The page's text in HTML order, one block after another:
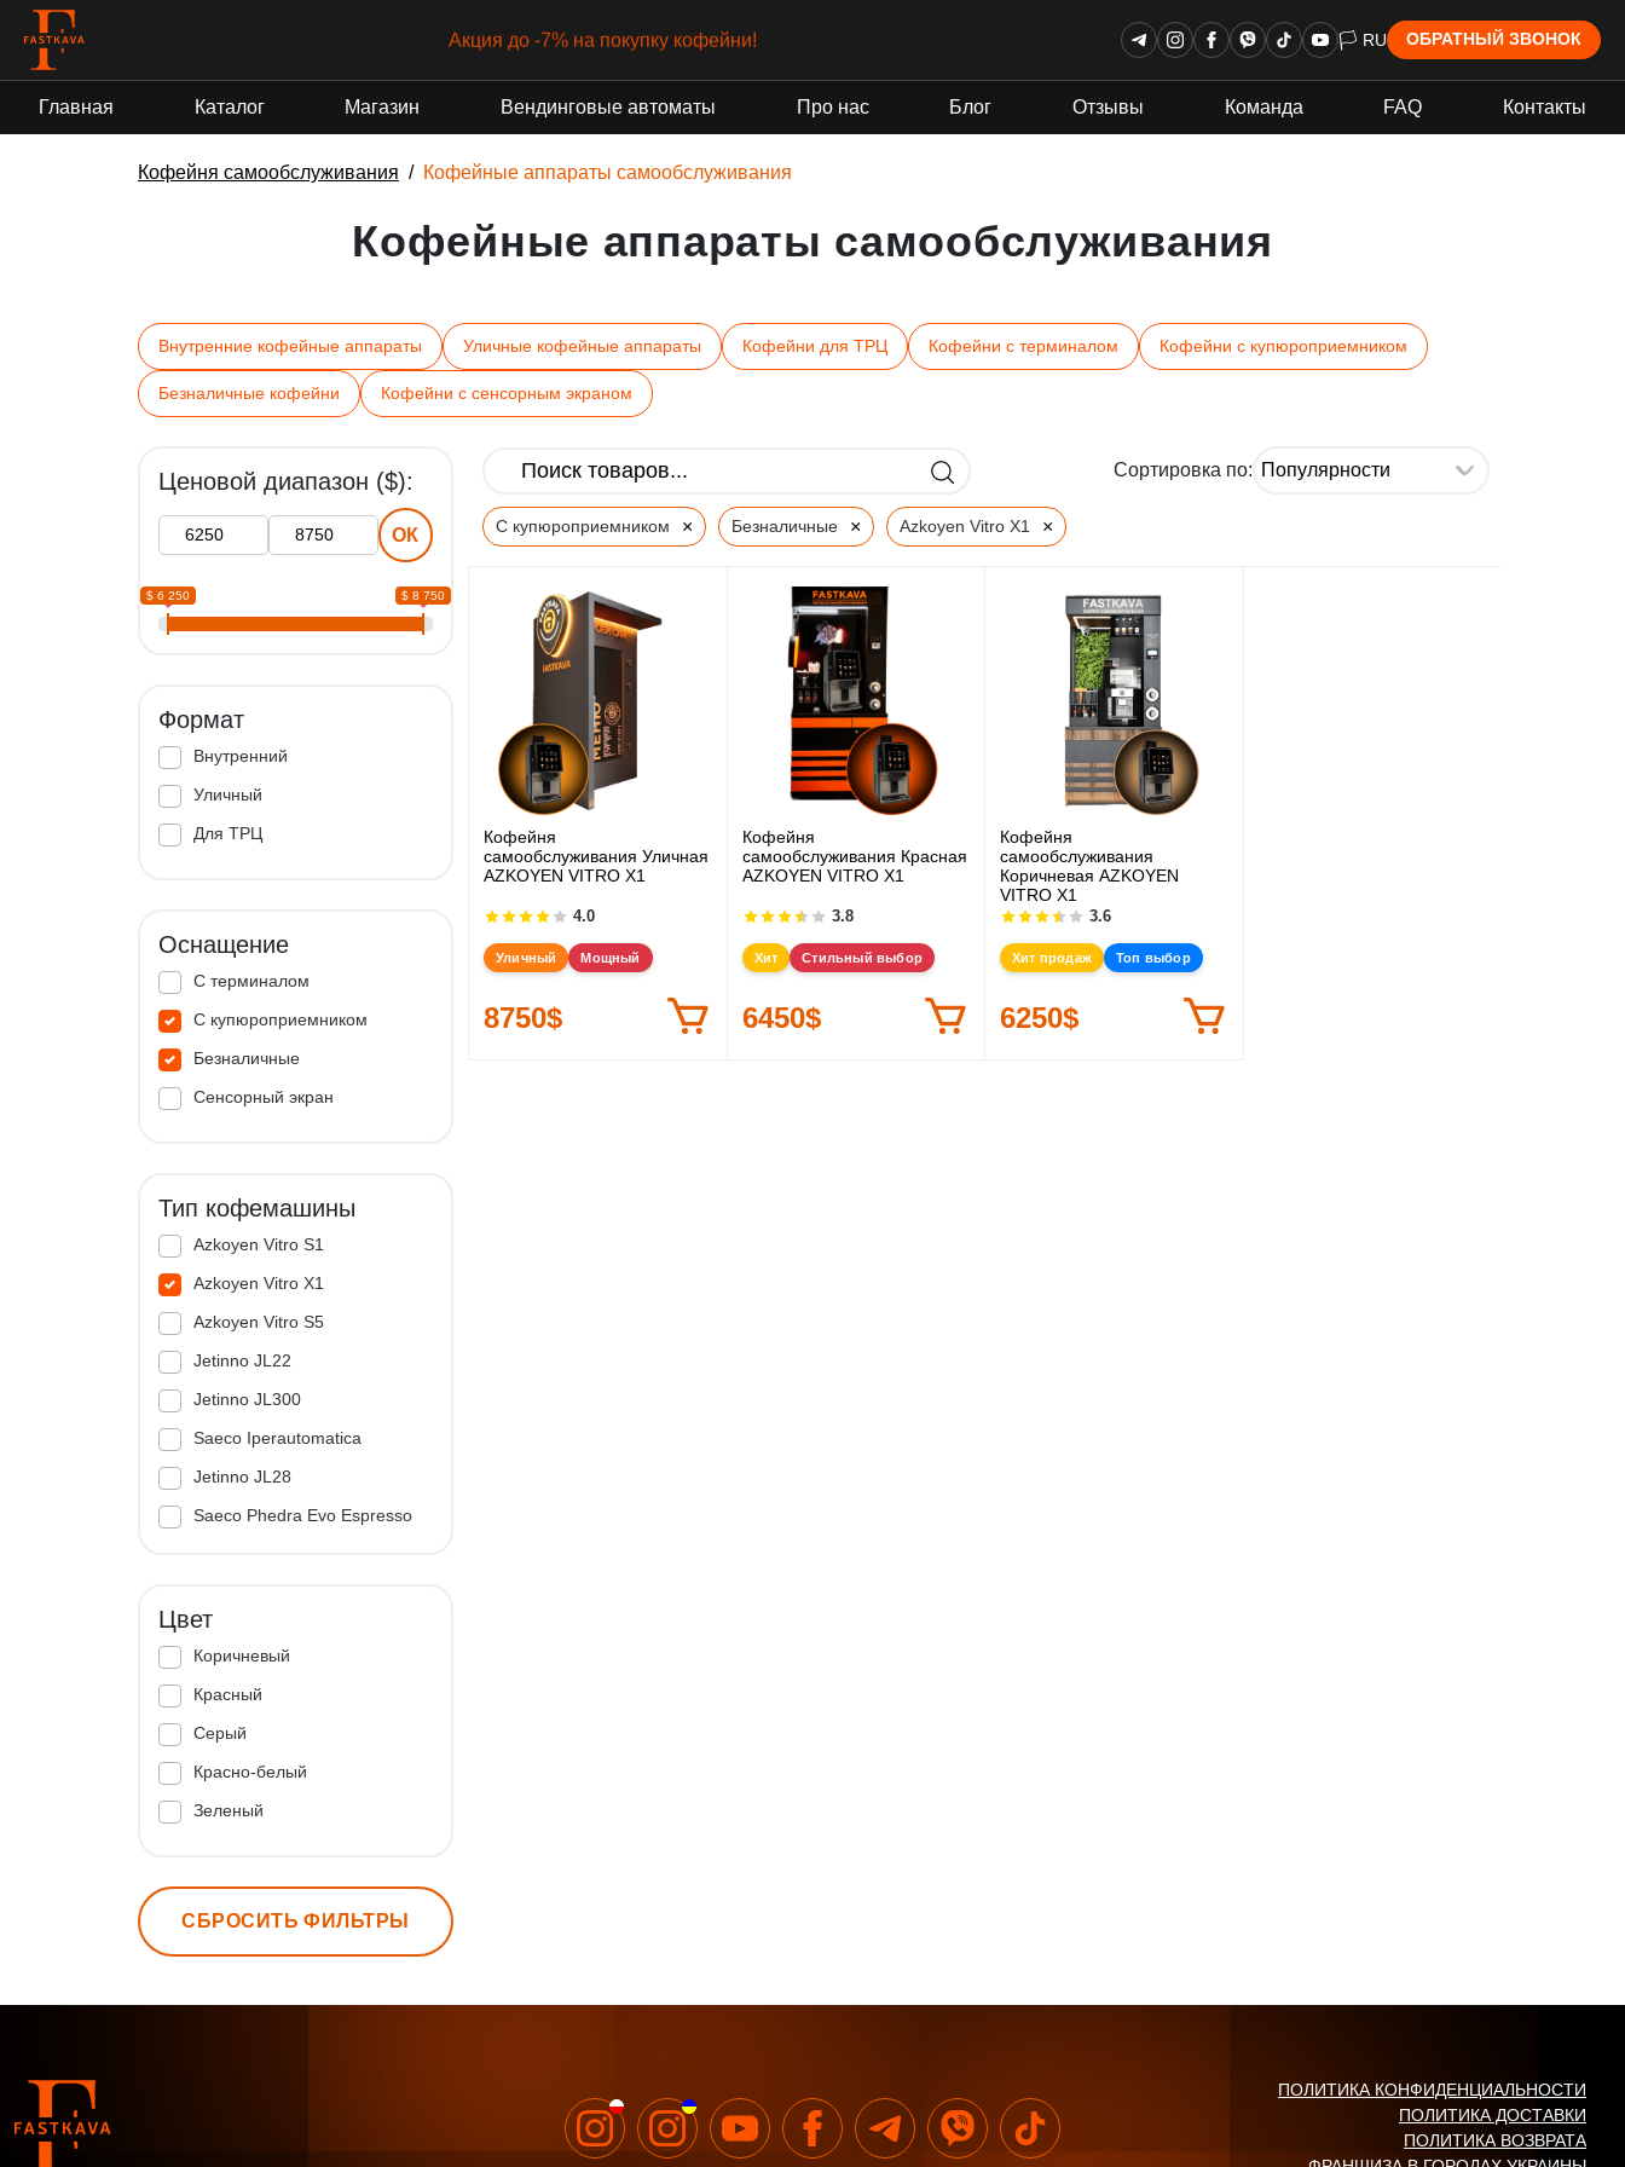
Акция до -7% на покупку кофейни! 🏳 RU ОБРАТНЫЙ ЗВОНОК
Главная Каталог Магазин Вендинговые автоматы Про нас Блог Отзывы Команда FAQ Контакты
Кофейня самообслуживания Кофейные аппараты самообслуживания
Кофейные аппараты самообслуживания
Внутренние кофейные аппараты Уличные кофейные аппараты Кофейни для ТРЦ Кофейни с терминалом Кофейни с купюроприемником
Безналичные кофейни Кофейни с сенсорным экраном
Ценовой диапазон ($):
ОК
$ 6 250 $ 8 750
Формат
Внутренний
Уличный
Для ТРЦ
Оснащение
С терминалом
С купюроприемником
Безналичные
Сенсорный экран
Тип кофемашины
Azkoyen Vitro S1
Azkoyen Vitro X1
Azkoyen Vitro S5
Jetinno JL22
Jetinno JL300
Saeco Iperautomatica
Jetinno JL28
Saeco Phedra Evo Espresso
Цвет
Коричневый
Красный
Серый
Красно-белый
Зеленый
СБРОСИТЬ ФИЛЬТРЫ
Сортировка по:
С купюроприемником × Безналичные × Azkoyen Vitro X1 ×
Кофейня
самообслуживания Уличная
AZKOYEN VITRO X1
4.0
Уличный Мощный
8750$
Кофейня
самообслуживания Красная
AZKOYEN VITRO X1
3.8
Хит Стильный выбор
6450$
Кофейня
самообслуживания
Коричневая AZKOYEN
VITRO X1
3.6
Хит продаж Топ выбор
6250$
ПОЛИТИКА КОНФИДЕНЦИАЛЬНОСТИ
ПОЛИТИКА ДОСТАВКИ
ПОЛИТИКА ВОЗВРАТА